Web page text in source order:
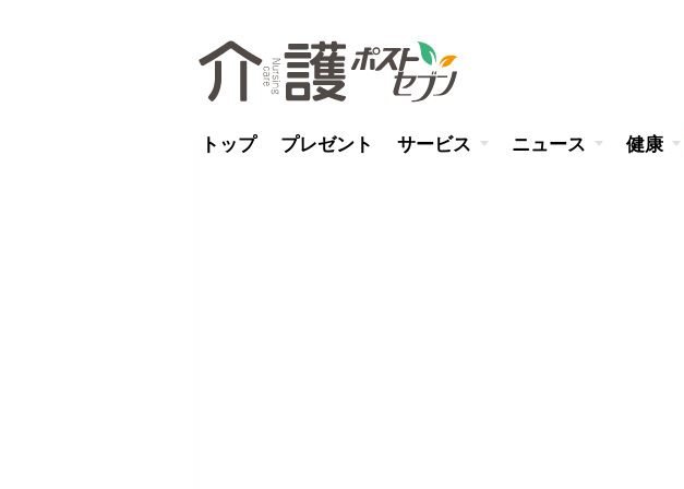
トップ プレゼント サービス ニュース 健康